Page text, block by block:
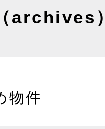
（archives
物件